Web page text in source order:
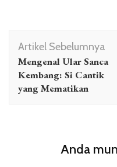
Navigasi
Artikel
Artikel Sebelumnya
Mengenal Ular Sanca
Kembang: Si Cantik
yang Mematikan
Anda